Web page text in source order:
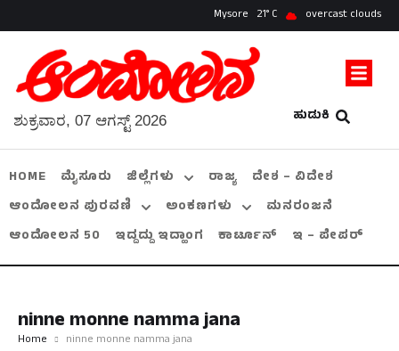
Mysore 21 overcast clouds
ಹುಡುಕಿ
ಶುಕ್ರವಾರ, 07 ಆಗಸ್ಟ್ 2026
HOME ಮೈಸೂರು ಜಿಲ್ಲೆಗಳು ರಾಜ್ಯ
ದೇಶ – ವಿದೇಶ
ಆಂದೋಲನ ಪುರವಣಿ
ಅಂಕಣಗಳು
ಮನರಂಜನೆ
ಆಂದೋಲನ 50
ಇದ್ದದ್ದು ಇದ್ಹಾಂಗ ಕಾರ್ಟೂನ್ ಇ – ಪೇಪರ್
ninne monne namma jana
Home ninne monne namma jana